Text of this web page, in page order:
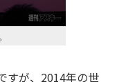
すが、2014年の世